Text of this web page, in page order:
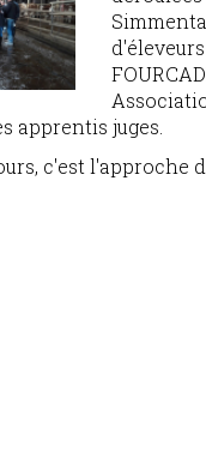
apprentis juges.
c'est l'approche